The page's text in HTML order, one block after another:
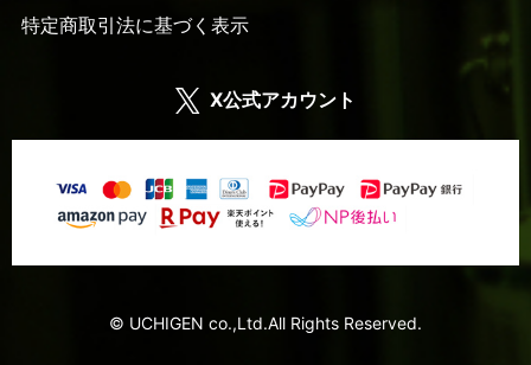
特定商取引法に基づく表示
X公式アカウント
© UCHIGEN co.,Ltd.All Rights Reserved.